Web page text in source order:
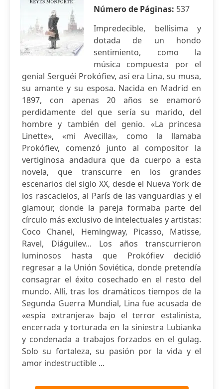
Número de Páginas: 537
Impredecible, bellísima y
dotada de un hondo
sentimiento, como la
música compuesta por el
genial Serguéi Prokófiev, así era Lina, su musa,
su amante y su esposa. Nacida en Madrid en
1897, con apenas 20 años se enamoró
perdidamente del que sería su marido, del
hombre y también del genio. «La princesa
Linette», «mi Avecilla», como la llamaba
Prokófiev, comenzó junto al compositor la
vertiginosa andadura que da cuerpo a esta
novela, que transcurre en los grandes
escenarios del siglo XX, desde el Nueva York de
los rascacielos, al París de las vanguardias y el
glamour, donde la pareja formaba parte del
círculo más exclusivo de intelectuales y artistas:
Coco Chanel, Hemingway, Picasso, Matisse,
Ravel, Diáguilev... Los años transcurrieron
luminosos hasta que Prokófiev decidió
regresar a la Unión Soviética, donde pretendía
consagrar el éxito cosechado en el resto del
mundo. Allí, tras los dramáticos tiempos de la
Segunda Guerra Mundial, Lina fue acusada de
«espía extranjera» bajo el terror estalinista,
encerrada y torturada en la siniestra Lubianka
y condenada a trabajos forzados en el gulag.
Solo su fortaleza, su pasión por la vida y el
amor indestructible ...